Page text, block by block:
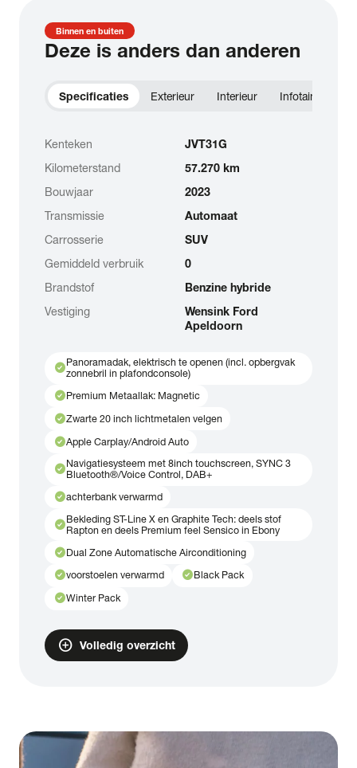
Binnen en buiten
Deze is anders dan anderen
Specificaties Exterieur Interieur Infotainment
Kenteken
JVT31G
Kilometerstand
57.270 km
Bouwjaar
2023
Transmissie
Automaat
Carrosserie
SUV
Gemiddeld verbruik
0
Brandstof
Benzine hybride
Vestiging
Wensink Ford
Apeldoorn
check_circlePanoramadak, elektrisch te openen (incl. opbergvak
zonnebril in plafondconsole)
check_circlePremium Metaallak: Magnetic
check_circleZwarte 20 inch lichtmetalen velgen
check_circleApple Carplay/Android Auto
check_circleNavigatiesysteem met 8inch touchscreen, SYNC 3
Bluetooth®/Voice Control, DAB+
check_circleachterbank verwarmd
check_circleBekleding ST-Line X en Graphite Tech: deels stof
Rapton en deels Premium feel Sensico in Ebony
check_circleDual Zone Automatische Airconditioning
check_circlevoorstoelen verwarmd check_circleBlack Pack
check_circleWinter Pack
add_circle Volledig overzicht